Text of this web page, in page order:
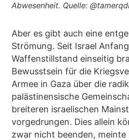
Abwesenheit. Quelle:
Aber es gibt auch eine
Strömung. Seit Israel
Waffenstillstand einseitig
Bewusstsein für die
Armee in Gaza über die
palästinensische
breiteren israelischen
vorgedrungen. Dies allein
zwar nicht beenden,